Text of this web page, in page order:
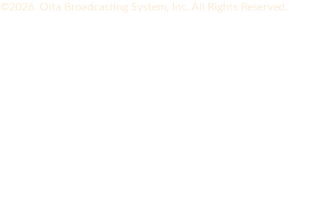
©2026 Oita Broadcasting System, Inc. All Rights Reserved.